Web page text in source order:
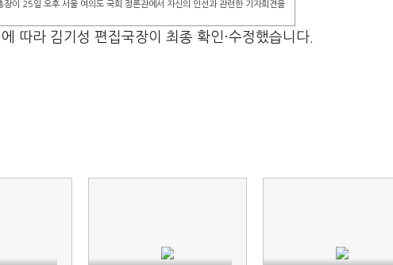
장이 25일 오후 서울 여의도 국회 정론관에서 자신의 인선과 관련한 기자회견을
따라 김기성 편집국장이 최종 확인·수정했습니다.